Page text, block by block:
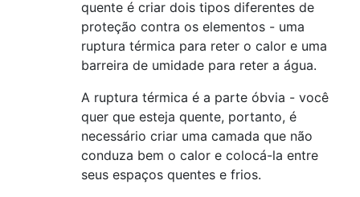
quente é criar dois tipos diferentes de
proteção contra os elementos - uma
ruptura térmica para reter o calor e uma
barreira de umidade para reter a água.
A ruptura térmica é a parte óbvia - você
quer que esteja quente, portanto, é
necessário criar uma camada que não
conduza bem o calor e colocá-la entre
seus espaços quentes e frios.